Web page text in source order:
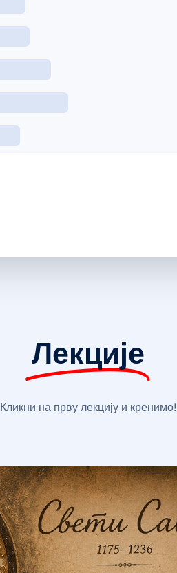
Лекције
Кликни на прву лекцију и кренимо!